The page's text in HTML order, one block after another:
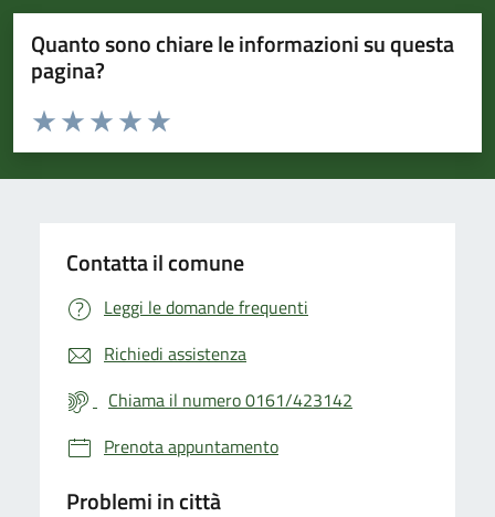
Quanto sono chiare le informazioni su questa
pagina?
Valuta da 1 a 5 stelle la pagina
Valuta 5 stelle su 5
Valuta 4 stelle su 5
Valuta 3 stelle su 5
Valuta 2 stelle su 5
Valuta 1 stelle su 5
Contatta il comune
Leggi le domande frequenti
Richiedi assistenza
Chiama il numero 0161/423142
Prenota appuntamento
Problemi in città